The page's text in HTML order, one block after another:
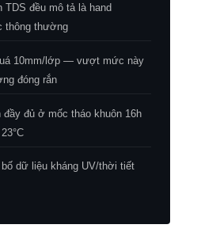
đều mô tả là hand
thông thường
10mm/lớp — vượt mức này
đóng rắn
đủ ở mốc tháo khuôn 16h
dữ liệu kháng UV/thời tiết